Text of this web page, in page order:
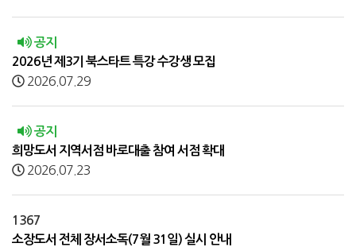
공지
2026년 제3기 북스타트 특강 수강생 모집
2026.07.29
공지
희망도서 지역서점 바로대출 참여 서점 확대
2026.07.23
1367
소장도서 전체 장서소독(7월 31일) 실시 안내